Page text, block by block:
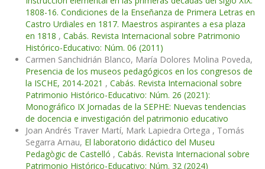
1808-16. Condiciones de la Enseñanza de Primera Letras en
Castro Urdiales en 1817. Maestros aspirantes a esa plaza
en 1818 , Cabás. Revista Internacional sobre Patrimonio
Histórico-Educativo: Núm. 06 (2011)
Carmen Sanchidrián Blanco, María Dolores Molina Poveda,
Presencia de los museos pedagógicos en los congresos de
la ISCHE, 2014-2021 , Cabás. Revista Internacional sobre
Patrimonio Histórico-Educativo: Núm. 26 (2021):
Monográfico IX Jornadas de la SEPHE: Nuevas tendencias
de docencia e investigación del patrimonio educativo
Joan Andrés Traver Martí, Mark Lapiedra Ortega , Tomás
Segarra Arnau, El laboratorio didáctico del Museu
Pedagògic de Castelló , Cabás. Revista Internacional sobre
Patrimonio Histórico-Educativo: Núm. 32 (2024)